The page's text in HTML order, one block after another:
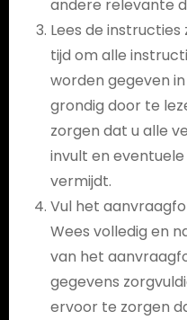
andere relevante
Lees de instructies
tijd om alle
worden gegeven
grondig door te
zorgen dat u alle
invult en
vermijdt.
Vul het
Wees volledig en
van het
gegevens
ervoor te zorgen